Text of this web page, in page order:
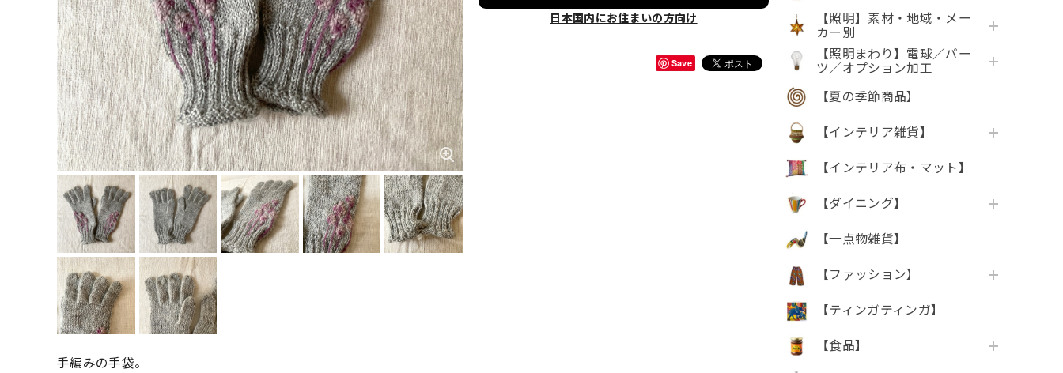
【照明】素材・地域・メー
カー別
【照明まわり】電球／パー
ツ／オプション加工
【夏の季節商品】
【インテリア雑貨】
【インテリア布・マット】
【ダイニング】
【一点物雑貨】
【ファッション】
【ティンガティンガ】
【食品】
日本国内にお住まいの方向け
Save
手編みの手袋。